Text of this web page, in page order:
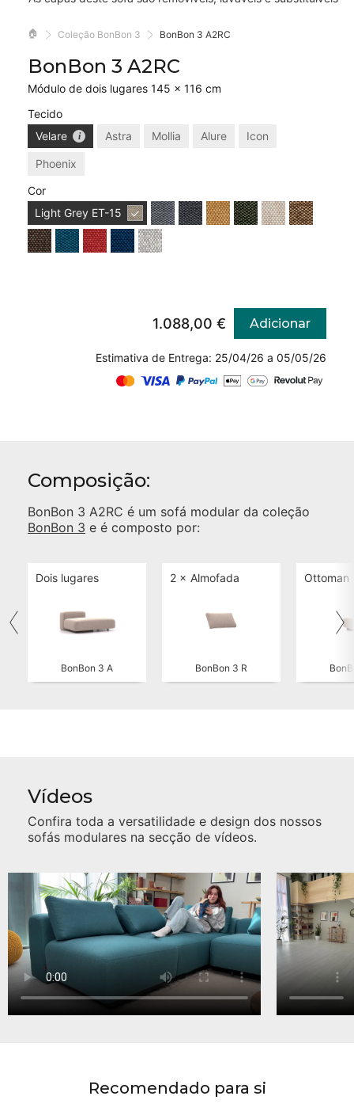
🏠 Coleção BonBon 3 BonBon 3 A2RC
BonBon 3 A2RC
Módulo de dois lugares 145 × 116 cm
Tecido
Velare
Astra Mollia Alure Icon
Phoenix
Cor
Light Grey ET-15
1.088,00 € Adicionar
Estimativa de Entrega: 25/04/26 a 05/05/26
Composição:
BonBon 3 A2RC é um sofá modular da coleção
BonBon 3 e é composto por:
Dois lugares
BonBon 3 A
2 × Almofada
BonBon 3 R
Ottoman
Vídeos
Confira toda a versatilidade e design dos nossos
sofás modulares na secção de vídeos.
Recomendado para si